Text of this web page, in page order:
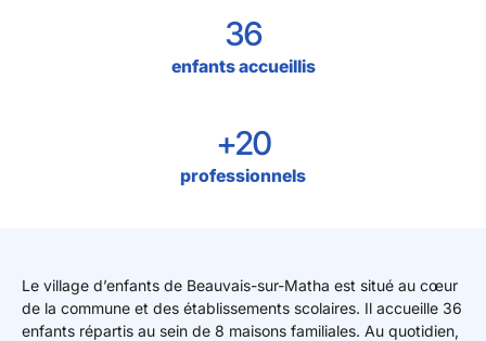
36
enfants accueillis
+20
professionnels
Le village d’enfants de Beauvais-sur-Matha est situé au cœur
de la commune et des établissements scolaires. Il accueille 36
enfants répartis au sein de 8 maisons familiales. Au quotidien,